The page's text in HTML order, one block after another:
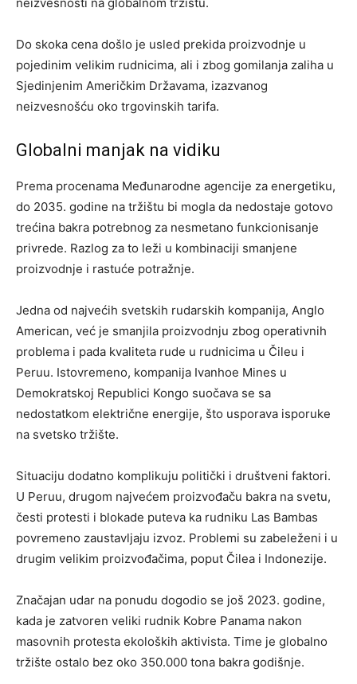
neizvesnosti na globalnom tržištu.
Do skoka cena došlo je usled prekida proizvodnje u
pojedinim velikim rudnicima, ali i zbog gomilanja zaliha u
Sjedinjenim Američkim Državama, izazvanog
neizvesnošću oko trgovinskih tarifa.
Globalni manjak na vidiku
Prema procenama Međunarodne agencije za energetiku,
do 2035. godine na tržištu bi mogla da nedostaje gotovo
trećina bakra potrebnog za nesmetano funkcionisanje
privrede. Razlog za to leži u kombinaciji smanjene
proizvodnje i rastuće potražnje.
Jedna od najvećih svetskih rudarskih kompanija, Anglo
American, već je smanjila proizvodnju zbog operativnih
problema i pada kvaliteta rude u rudnicima u Čileu i
Peruu. Istovremeno, kompanija Ivanhoe Mines u
Demokratskoj Republici Kongo suočava se sa
nedostatkom električne energije, što usporava isporuke
na svetsko tržište.
Situaciju dodatno komplikuju politički i društveni faktori.
U Peruu, drugom najvećem proizvođaču bakra na svetu,
česti protesti i blokade puteva ka rudniku Las Bambas
povremeno zaustavljaju izvoz. Problemi su zabeleženi i u
drugim velikim proizvođačima, poput Čilea i Indonezije.
Značajan udar na ponudu dogodio se još 2023. godine,
kada je zatvoren veliki rudnik Kobre Panama nakon
masovnih protesta ekoloških aktivista. Time je globalno
tržište ostalo bez oko 350.000 tona bakra godišnje.